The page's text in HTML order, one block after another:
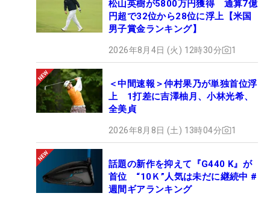
松山英樹が5800万円獲得 通算7億
円超で32位から28位に浮上【米国
男子賞金ランキング】
2026年8月4日 (火) 12時30分 1
＜中間速報＞仲村果乃が単独首位浮
上 1打差に吉澤柚月、小林光希、
全美貞
2026年8月8日 (土) 13時04分 1
話題の新作を抑えて『G440 K』が
首位 “10Ｋ”人気は未だに継続中 #
週間ギアランキング